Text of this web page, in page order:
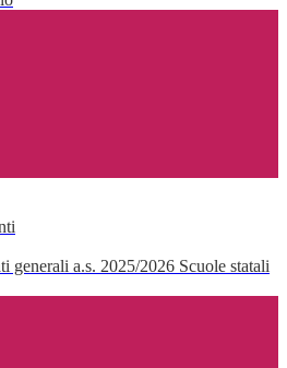
generali a.s. 2025/2026 Scuole statali